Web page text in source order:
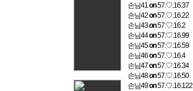
손님41on57.♡.16.37
손님42on57.♡.16.22
손님43on57.♡.16.2
손님44on57.♡.16.99
손님45on57.♡.16.59
손님46on57.♡.16.4
손님47on57.♡.16.34
손님48on57.♡.16.50
손님49on57.♡.16.122